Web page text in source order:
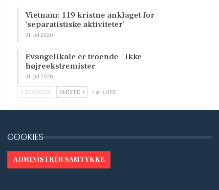
Vietnam: 119 kristne anklaget for
’separatistiske aktiviteter’
31. jul 2026
Evangelikale er troende – ikke
højreekstremister
31. jul 2026
FORRIGE NÆSTE 1 af 4.665
COOKIES
ADMINISTRÉR SAMTYKKE